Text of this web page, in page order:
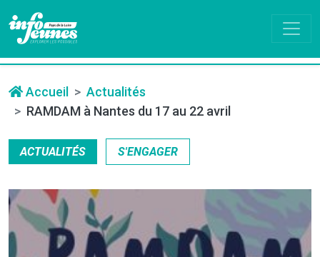
Accueil
Actualités
RAMDAM à Nantes du 17 au 22 avril
ACTUALITÉS S'ENGAGER